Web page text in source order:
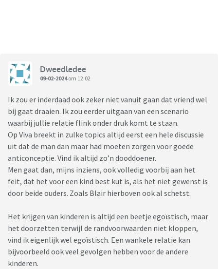
Dweedledee
09-02-2024om 12:02
Ik zou er inderdaad ook zeker niet vanuit gaan dat vriend wel
bij gaat draaien. Ik zou eerder uitgaan van een scenario
waarbij jullie relatie flink onder druk komt te staan.
Op Viva breekt in zulke topics altijd eerst een hele discussie
uit dat de man dan maar had moeten zorgen voor goede
anticonceptie. Vind ik altijd zo’n dooddoener.
Men gaat dan, mijns inziens, ook volledig voorbij aan het
feit, dat het voor een kind best kut is, als het niet gewenst is
door beide ouders. Zoals Blair hierboven ook al schetst.
Het krijgen van kinderen is altijd een beetje egoïstisch, maar
het doorzetten terwijl de randvoorwaarden niet kloppen,
vind ik eigenlijk wel egoïstisch. Een wankele relatie kan
bijvoorbeeld ook veel gevolgen hebben voor de andere
kinderen.